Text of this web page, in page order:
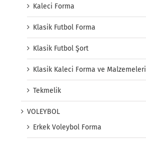
Kaleci Forma
Klasik Futbol Forma
Klasik Futbol Şort
Klasik Kaleci Forma ve Malzemeleri
Tekmelik
VOLEYBOL
Erkek Voleybol Forma